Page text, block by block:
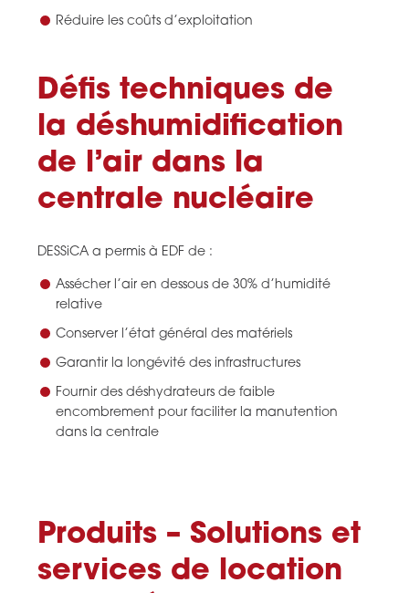
Réduire les coûts d’exploitation
Défis techniques de
la déshumidification
de l’air dans la
centrale nucléaire
DESSiCA a permis à EDF de :
Assécher l’air en dessous de 30% d’humidité
relative
Conserver l’état général des matériels
Garantir la longévité des infrastructures
Fournir des déshydrateurs de faible
encombrement pour faciliter la manutention
dans la centrale
Produits – Solutions et
services de location